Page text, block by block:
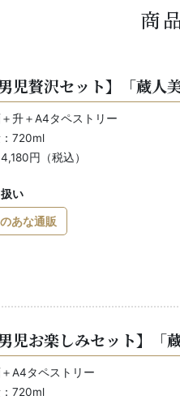
商
男児贅沢セット】「蔵人
升＋A4タペストリー
720ml
円（税込）
い
あな通販
男児お楽しみセット】「
A4タペストリー
720ml